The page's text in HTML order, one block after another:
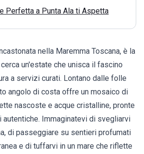
Perfetta a Punta Ala ti Aspetta
nella Maremma Toscana, è la
un'estate che unisca il fascino
a servizi curati. Lontano dalle folle
angolo di costa offre un mosaico di
nascoste e acque cristalline, pronte
autentiche. Immaginatevi di svegliarvi
di passeggiare su sentieri profumati
e di tuffarvi in un mare che riflette